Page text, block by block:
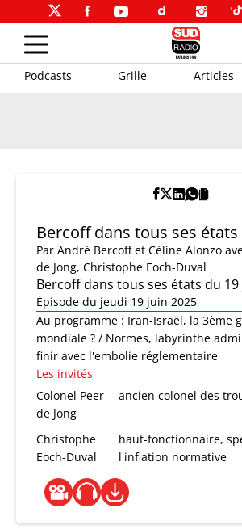
Podcasts Grille Articles
Bercoff dans tous ses états
Par André Bercoff et Céline Alonzo
de Jong, Christophe Eoch-Duval
Bercoff dans tous ses états du
Épisode du jeudi 19 juin 2025
Au programme : Iran-Israël, la 3ème
mondiale ? / Normes, labyrinthe
finir avec l'embolie réglementaire
Les invités
Colonel Peer
de Jong
ancien colonel des
Christophe
Eoch-Duval
haut-fonctionnaire,
l'inflation normative